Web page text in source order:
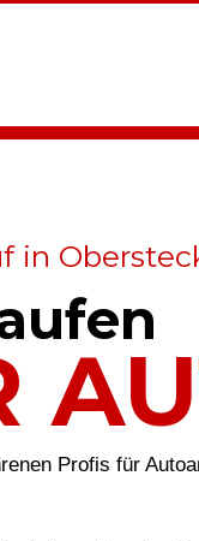
in
Profis für